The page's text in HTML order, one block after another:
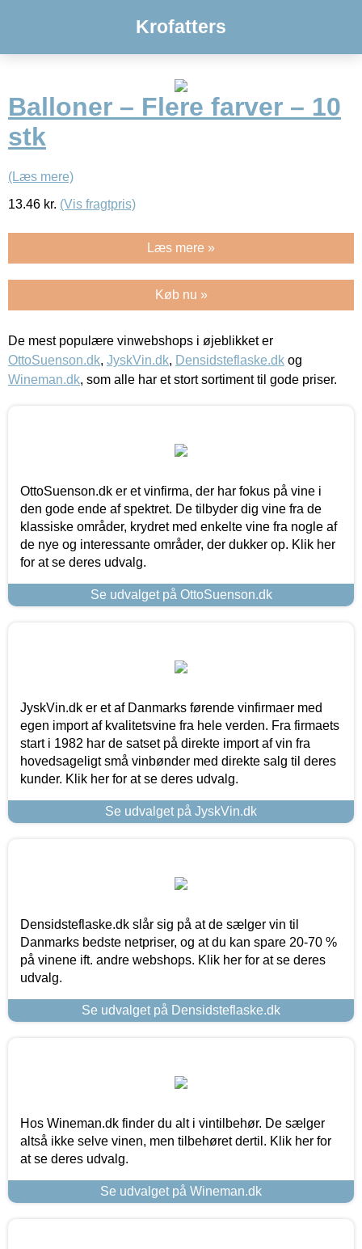
Krofatters
Balloner – Flere farver – 10
stk
(Læs mere)
13.46 kr. (Vis fragtpris)
Læs mere »
Køb nu »
De mest populære vinwebshops i øjeblikket er
OttoSuenson.dk, JyskVin.dk, Densidsteflaske.dk og
Wineman.dk, som alle har et stort sortiment til gode priser.
OttoSuenson.dk er et vinfirma, der har fokus på vine i
den gode ende af spektret. De tilbyder dig vine fra de
klassiske områder, krydret med enkelte vine fra nogle af
de nye og interessante områder, der dukker op. Klik her
for at se deres udvalg.
Se udvalget på OttoSuenson.dk
JyskVin.dk er et af Danmarks førende vinfirmaer med
egen import af kvalitetsvine fra hele verden. Fra firmaets
start i 1982 har de satset på direkte import af vin fra
hovedsageligt små vinbønder med direkte salg til deres
kunder. Klik her for at se deres udvalg.
Se udvalget på JyskVin.dk
Densidsteflaske.dk slår sig på at de sælger vin til
Danmarks bedste netpriser, og at du kan spare 20-70 %
på vinene ift. andre webshops. Klik her for at se deres
udvalg.
Se udvalget på Densidsteflaske.dk
Hos Wineman.dk finder du alt i vintilbehør. De sælger
altså ikke selve vinen, men tilbehøret dertil. Klik her for
at se deres udvalg.
Se udvalget på Wineman.dk